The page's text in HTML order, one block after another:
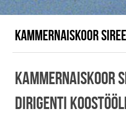
KAMMERNAISKOOR
KAMMERNAISKOOR
DIRIGENTI